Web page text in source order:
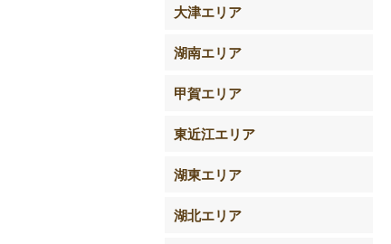
大津エリア
湖南エリア
甲賀エリア
東近江エリア
湖東エリア
湖北エリア